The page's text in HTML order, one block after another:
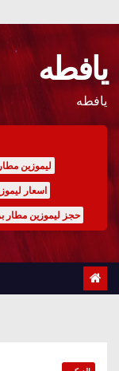
Skip
content
يافطه
يافطه
ليموزين
اسعار
حجز ليموزين مطار